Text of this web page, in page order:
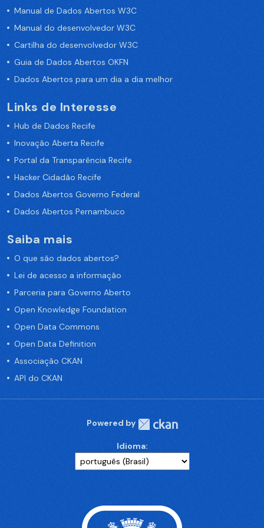
Manual de Dados Abertos W3C
Manual do desenvolvedor W3C
Cartilha do desenvolvedor W3C
Guia de Dados Abertos OKFN
Dados Abertos para um dia a dia melhor
Links de Interesse
Hub de Dados Recife
Inovação Aberta Recife
Portal da Transparência Recife
Hacker Cidadão Recife
Dados Abertos Governo Federal
Dados Abertos Pernambuco
Saiba mais
O que são dados abertos?
Lei de acesso a informação
Parceria para Governo Aberto
Open Knowledge Foundation
Open Data Commons
Open Data Definition
Associação CKAN
API do CKAN
Powered by
Idioma